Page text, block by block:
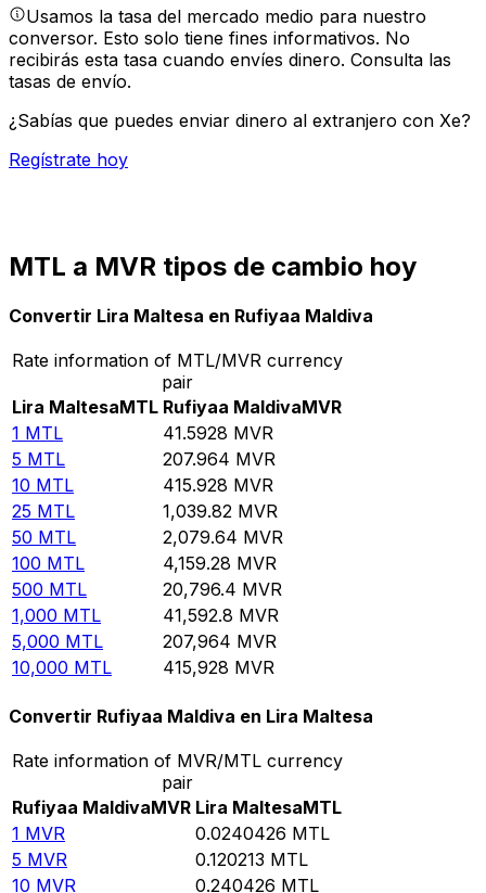
Usamos la tasa del mercado medio para nuestro
conversor. Esto solo tiene fines informativos. No
recibirás esta tasa cuando envíes dinero. Consulta las
tasas de envío.
¿Sabías que puedes enviar dinero al extranjero con Xe?
Regístrate hoy
MTL a MVR tipos de cambio hoy
Convertir Lira Maltesa en Rufiyaa Maldiva
Rate information of MTL/MVR currency
pair
Lira MaltesaMTL Rufiyaa MaldivaMVR
1 MTL 41.5928 MVR
5 MTL 207.964 MVR
10 MTL 415.928 MVR
25 MTL 1,039.82 MVR
50 MTL 2,079.64 MVR
100 MTL 4,159.28 MVR
500 MTL 20,796.4 MVR
1,000 MTL 41,592.8 MVR
5,000 MTL 207,964 MVR
10,000 MTL 415,928 MVR
Convertir Rufiyaa Maldiva en Lira Maltesa
Rate information of MVR/MTL currency
pair
Rufiyaa MaldivaMVR Lira MaltesaMTL
1 MVR 0.0240426 MTL
5 MVR 0.120213 MTL
10 MVR 0.240426 MTL